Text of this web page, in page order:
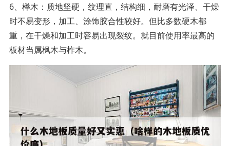
6、榉木：质地坚硬，纹理直，结构细，耐磨有光泽、干燥
时不易变形，加工、涂饰胶合性较好。但比多数硬木都
重，在干燥和加工时容易出现裂纹。就目前使用率最高的
板材当属枫木与柞木。